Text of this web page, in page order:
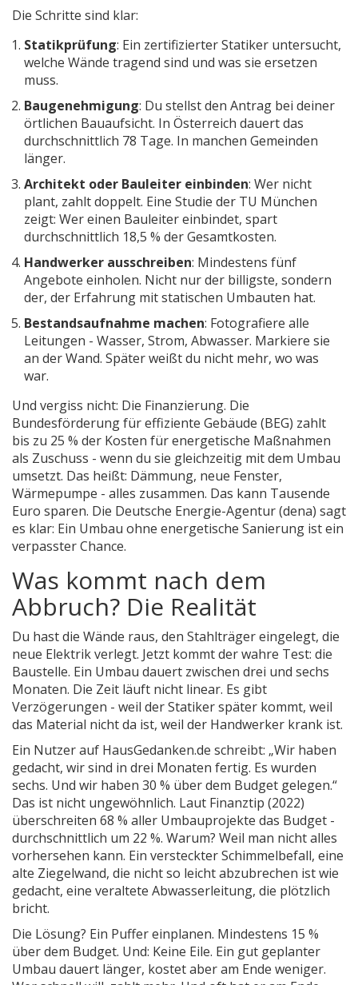
Die Schritte sind klar:
Statikprüfung: Ein zertifizierter Statiker untersucht,
welche Wände tragend sind und was sie ersetzen
muss.
Baugenehmigung: Du stellst den Antrag bei deiner
örtlichen Bauaufsicht. In Österreich dauert das
durchschnittlich 78 Tage. In manchen Gemeinden
länger.
Architekt oder Bauleiter einbinden: Wer nicht
plant, zahlt doppelt. Eine Studie der TU München
zeigt: Wer einen Bauleiter einbindet, spart
durchschnittlich 18,5 % der Gesamtkosten.
Handwerker ausschreiben: Mindestens fünf
Angebote einholen. Nicht nur der billigste, sondern
der, der Erfahrung mit statischen Umbauten hat.
Bestandsaufnahme machen: Fotografiere alle
Leitungen - Wasser, Strom, Abwasser. Markiere sie
an der Wand. Später weißt du nicht mehr, wo was
war.
Und vergiss nicht: Die Finanzierung. Die
Bundesförderung für effiziente Gebäude (BEG) zahlt
bis zu 25 % der Kosten für energetische Maßnahmen
als Zuschuss - wenn du sie gleichzeitig mit dem Umbau
umsetzt. Das heißt: Dämmung, neue Fenster,
Wärmepumpe - alles zusammen. Das kann Tausende
Euro sparen. Die Deutsche Energie-Agentur (dena) sagt
es klar: Ein Umbau ohne energetische Sanierung ist ein
verpasster Chance.
Was kommt nach dem
Abbruch? Die Realität
Du hast die Wände raus, den Stahlträger eingelegt, die
neue Elektrik verlegt. Jetzt kommt der wahre Test: die
Baustelle. Ein Umbau dauert zwischen drei und sechs
Monaten. Die Zeit läuft nicht linear. Es gibt
Verzögerungen - weil der Statiker später kommt, weil
das Material nicht da ist, weil der Handwerker krank ist.
Ein Nutzer auf HausGedanken.de schreibt: „Wir haben
gedacht, wir sind in drei Monaten fertig. Es wurden
sechs. Und wir haben 30 % über dem Budget gelegen.“
Das ist nicht ungewöhnlich. Laut Finanztip (2022)
überschreiten 68 % aller Umbauprojekte das Budget -
durchschnittlich um 22 %. Warum? Weil man nicht alles
vorhersehen kann. Ein versteckter Schimmelbefall, eine
alte Ziegelwand, die nicht so leicht abzubrechen ist wie
gedacht, eine veraltete Abwasserleitung, die plötzlich
bricht.
Die Lösung? Ein Puffer einplanen. Mindestens 15 %
über dem Budget. Und: Keine Eile. Ein gut geplanter
Umbau dauert länger, kostet aber am Ende weniger.